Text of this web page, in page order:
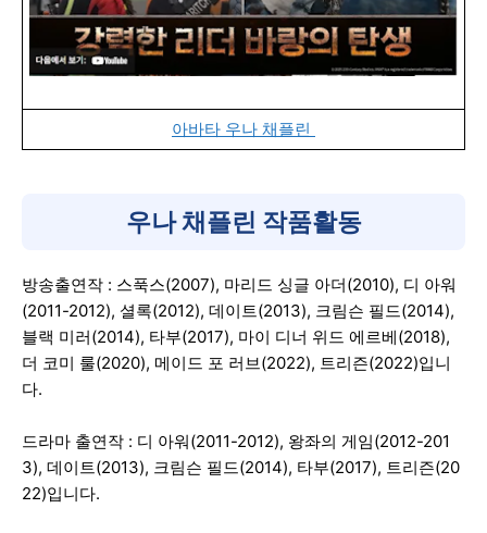
아바타 우나 채플린
우나 채플린 작품활동
방송출연작 : 스푹스(2007), 마리드 싱글 아더(2010), 디 아워
(2011-2012), 셜록(2012), 데이트(2013), 크림슨 필드(2014),
블랙 미러(2014), 타부(2017), 마이 디너 위드 에르베(2018),
더 코미 룰(2020), 메이드 포 러브(2022), 트리즌(2022)입니
다.
드라마 출연작 : 디 아워(2011-2012), 왕좌의 게임(2012-201
3), 데이트(2013), 크림슨 필드(2014), 타부(2017), 트리즌(20
22)입니다.